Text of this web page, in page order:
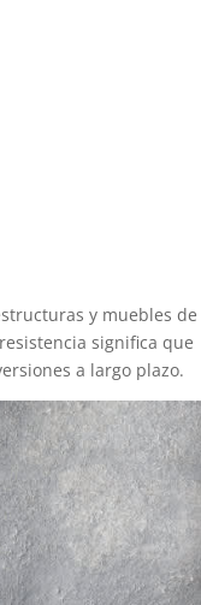
y muebles de
significa que
a largo plazo.